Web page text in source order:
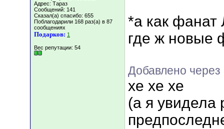
Адрес: Тараз
Сообщений: 141
Сказал(а) спасибо: 655
Поблагодарили 168 раз(а) в 87
сообщениях
Подарков: 1
Вес репутации: 54
*а как фанат
где ж новые
Добавлено
хе хе хе
(а я увидела